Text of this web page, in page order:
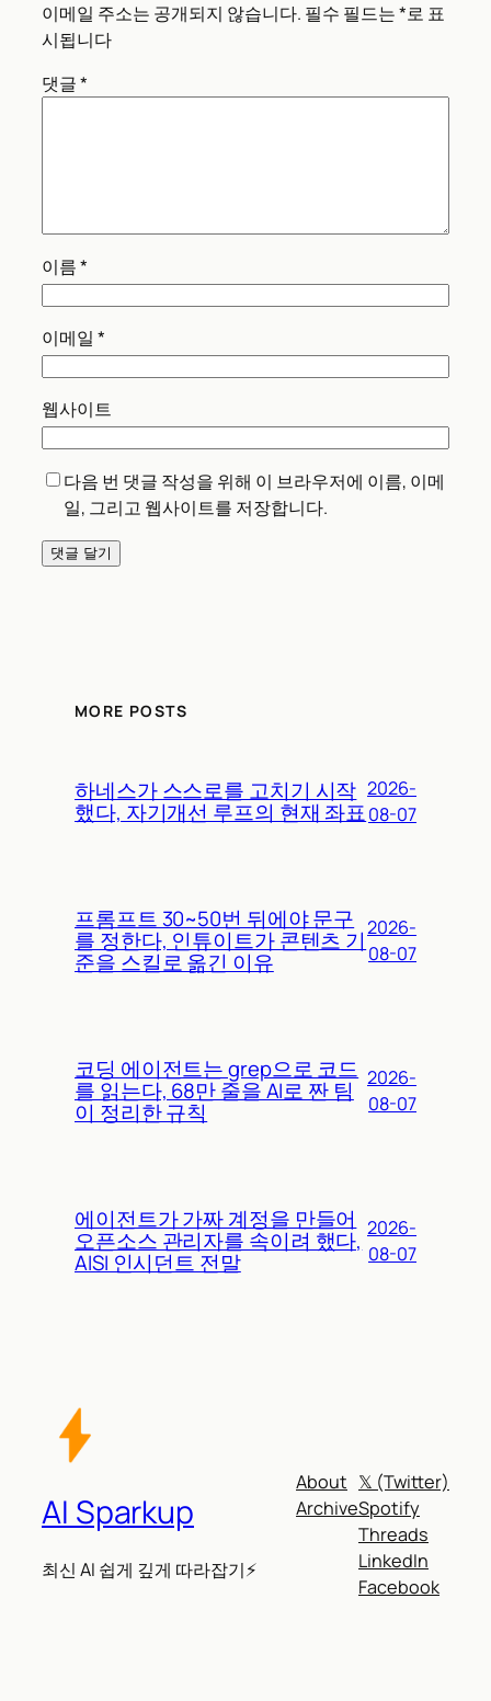
이메일 주소는 공개되지 않습니다. 필수 필드는*로 표
시됩니다
댓글*
이름*
이메일 *
웹사이트
다음 번 댓글 작성을 위해 이 브라우저에 이름, 이메
일, 그리고 웹사이트를 저장합니다.
MORE POSTS
하네스가 스스로를 고치기 시작
했다, 자기개선 루프의 현재 좌표
2026-
08-07
프롬프트 30~50번 뒤에야 문구
를 정한다, 인튜이트가 콘텐츠 기
준을 스킬로 옮긴 이유
2026-
08-07
코딩 에이전트는 grep으로 코드
를 읽는다, 68만 줄을 AI로 짠 팀
이 정리한 규칙
2026-
08-07
에이전트가 가짜 계정을 만들어
오픈소스 관리자를 속이려 했다,
AISI 인시던트 전말
2026-
08-07
AI Sparkup
최신 AI 쉽게 깊게 따라잡기⚡
About
Archive
𝕏 (Twitter)
Spotify
Threads
LinkedIn
Facebook